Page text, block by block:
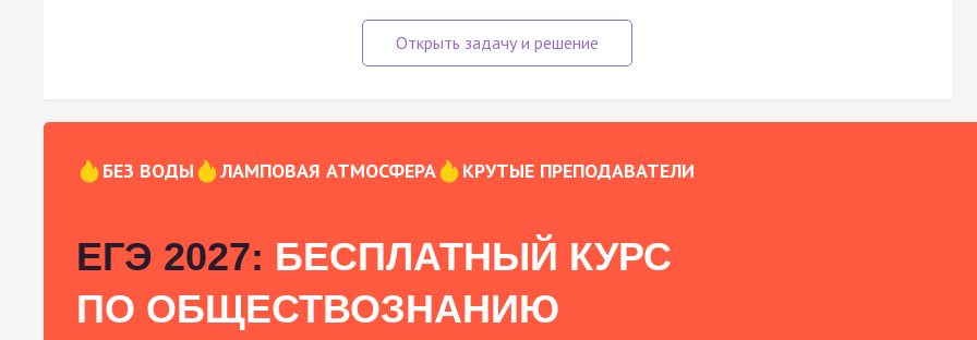
БЕЗ ВОДЫ ЛАМПОВАЯ АТМОСФЕРА КРУТЫЕ ПРЕПОДАВАТЕЛИ
ЕГЭ 2027: БЕСПЛАТНЫЙ КУРС
ПО ОБЩЕСТВОЗНАНИЮ